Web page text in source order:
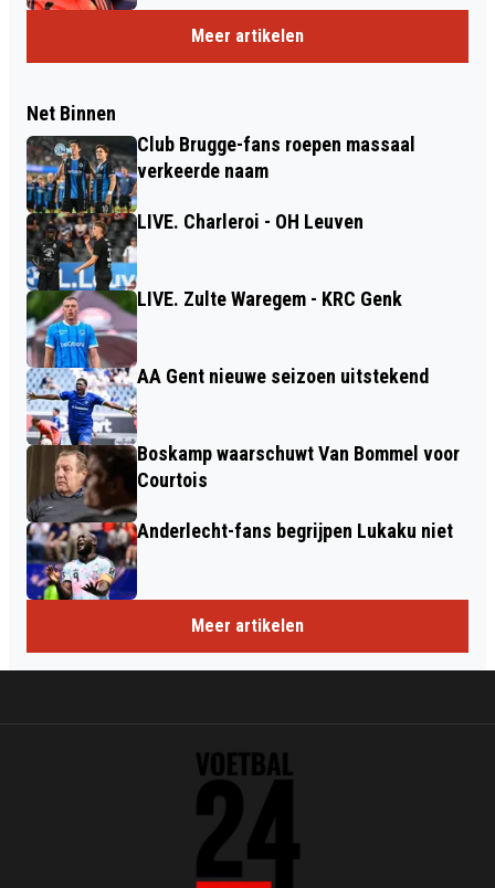
Meer artikelen
Net Binnen
Club Brugge-fans roepen massaal
verkeerde naam
LIVE. Charleroi - OH Leuven
LIVE. Zulte Waregem - KRC Genk
AA Gent nieuwe seizoen uitstekend
Boskamp waarschuwt Van Bommel voor
Courtois
Anderlecht-fans begrijpen Lukaku niet
Meer artikelen